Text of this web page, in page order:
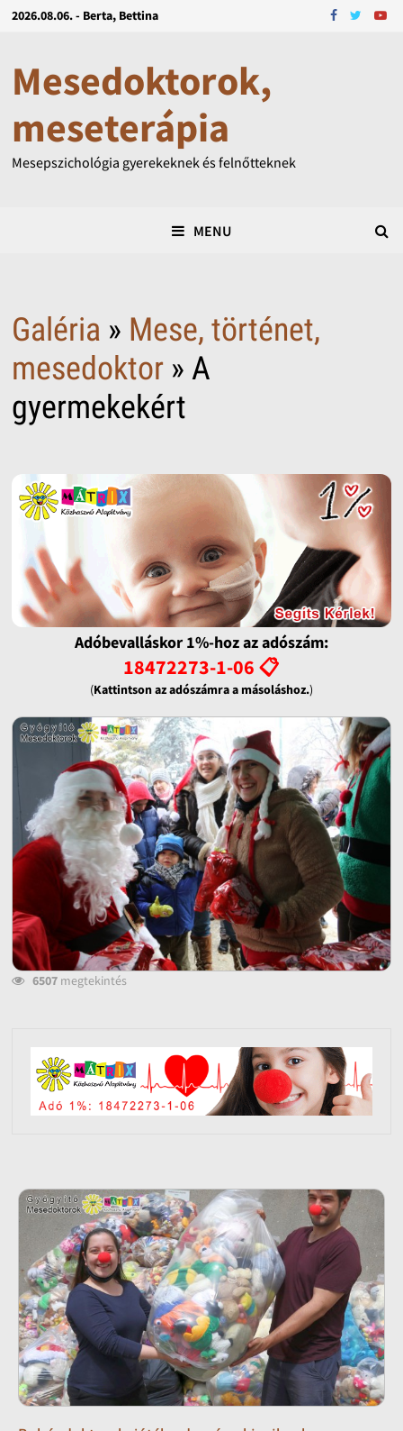
2026.08.06. - Berta, Bettina
Mesedoktorok,
meseterápia
Mesepszichológia gyerekeknek és felnőtteknek
MENU
Galéria » Mese, történet,
mesedoktor» A
gyermekekért
Adóbevalláskor 1%-hoz az adószám:
18472273-1-06 📋
(Kattintson az adószámra a másoláshoz.)
6507megtekintés